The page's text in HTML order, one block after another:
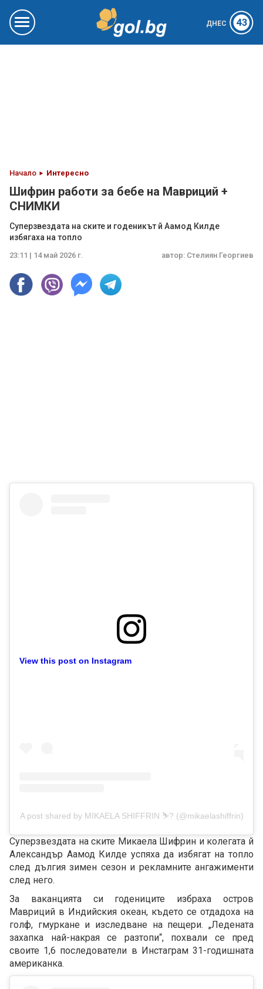
ДНЕС 43
Начало Интересно
Шифрин работи за бебе на Мавриций +
СНИМКИ
Суперзвездата на ските и годеникът й Аамод Килде
избягаха на топло
23:11 | 14 май 2026 г. автор: Стелиян Георгиев
View this post on Instagram
A post shared by MIKAELA SHIFFRIN ⛷? (@mikaelashiffrin)
Суперзвездата на ските Микаела Шифрин и колегата й
Александър Аамод Килде успяха да избягат на топло
след дългия зимен сезон и рекламните ангажименти
след него.
За ваканцията си годениците избраха остров
Мавриций в Индийския океан, където се отдадоха на
голф, гмуркане и изследване на пещери. „Ледената
захапка най-накрая се разтопи“, похвали се пред
своите 1,6 последователи в Инстаграм 31-годишната
американка.